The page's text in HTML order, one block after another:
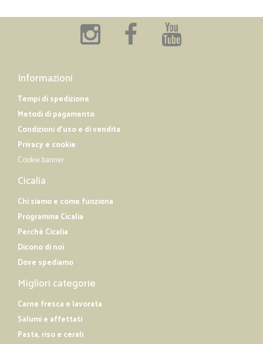
Informazioni
Tempi di spedizione
Metodi di pagamento
Condizioni d'uso e di vendita
Privacy e cookie
Cookie banner
Cicalia
Chi siamo e come funziona
Programma Cicalia
Perché Cicalia
Dicono di noi
Dove spediamo
Migliori categorie
Carne fresca e lavorata
Salumi e affettati
Pasta, riso e cerali